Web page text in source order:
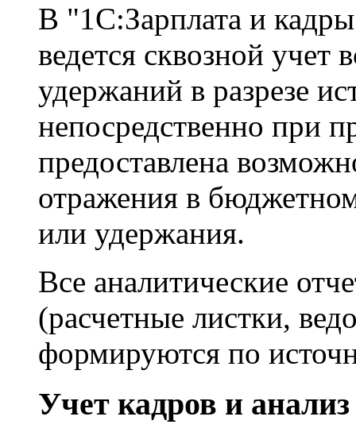
В "1С:Зарплата и
ведется сквозной учет
удержаний в разрезе
непосредственно при
предоставлена
отражения в
или удержания.
Все аналитические
(расчетные листки,
формируются по
Учет кадров и анализ